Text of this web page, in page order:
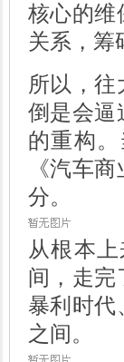
核心的维
关系，筹
所以，
倒是会逼
的重构
《汽车
分。
从根本
间，走完
暴利时代
之间。